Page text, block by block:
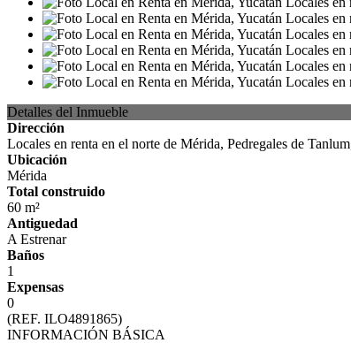
Detalles del Inmueble
Dirección
Locales en renta en el norte de Mérida, Pedregales de
Ubicación
Mérida
Total construido
60 m²
Antiguedad
A Estrenar
Baños
1
Expensas
0
(REF. ILO4891865)
INFORMACIÓN BÁSICA